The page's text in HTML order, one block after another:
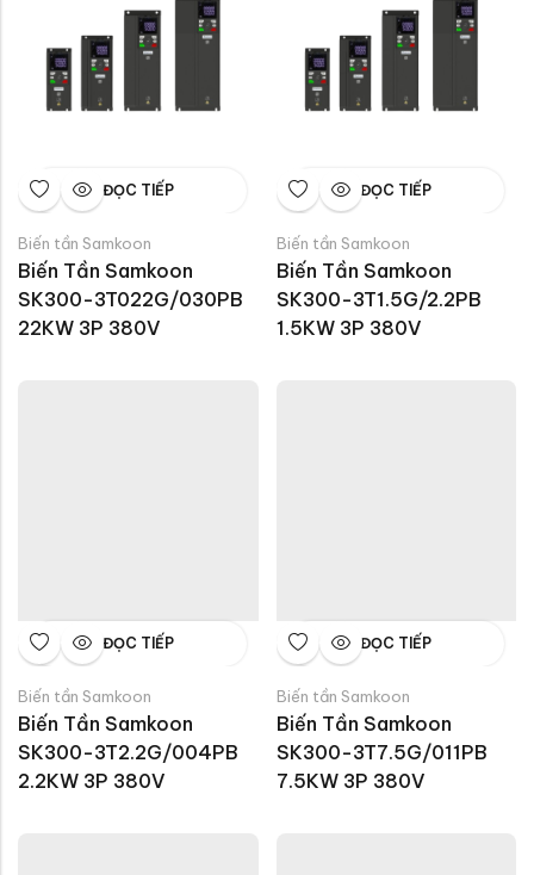
ĐỌC TIẾP
Biến tần Samkoon
Biến Tần Samkoon
SK300-3T022G/030PB
22KW 3P 380V
ĐỌC TIẾP
Biến tần Samkoon
Biến Tần Samkoon
SK300-3T1.5G/2.2PB
1.5KW 3P 380V
ĐỌC TIẾP
Biến tần Samkoon
Biến Tần Samkoon
SK300-3T2.2G/004PB
2.2KW 3P 380V
ĐỌC TIẾP
Biến tần Samkoon
Biến Tần Samkoon
SK300-3T7.5G/011PB
7.5KW 3P 380V